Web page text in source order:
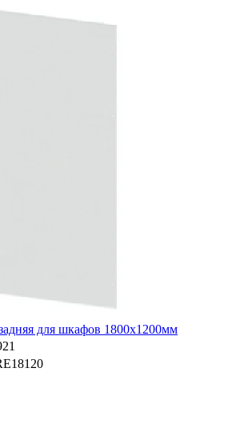
для шкафов 1800х1200мм